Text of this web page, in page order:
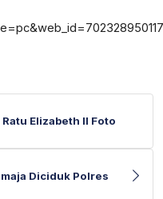
Elizabeth II Foto
Diciduk Polres